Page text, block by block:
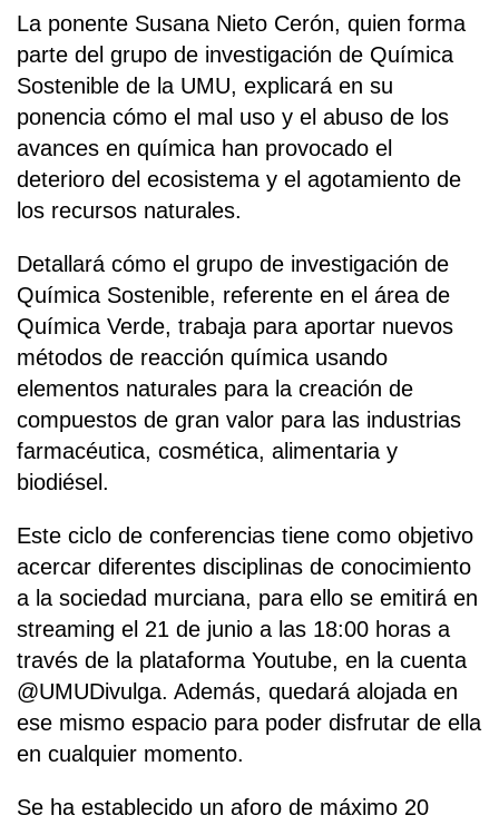
La ponente Susana Nieto Cerón, quien forma
parte del grupo de investigación de Química
Sostenible de la UMU, explicará en su
ponencia cómo el mal uso y el abuso de los
avances en química han provocado el
deterioro del ecosistema y el agotamiento de
los recursos naturales.
Detallará cómo el grupo de investigación de
Química Sostenible, referente en el área de
Química Verde, trabaja para aportar nuevos
métodos de reacción química usando
elementos naturales para la creación de
compuestos de gran valor para las industrias
farmacéutica, cosmética, alimentaria y
biodiésel.
Este ciclo de conferencias tiene como objetivo
acercar diferentes disciplinas de conocimiento
a la sociedad murciana, para ello se emitirá en
streaming el 21 de junio a las 18:00 horas a
través de la plataforma Youtube, en la cuenta
@UMUDivulga. Además, quedará alojada en
ese mismo espacio para poder disfrutar de ella
en cualquier momento.
Se ha establecido un aforo de máximo 20